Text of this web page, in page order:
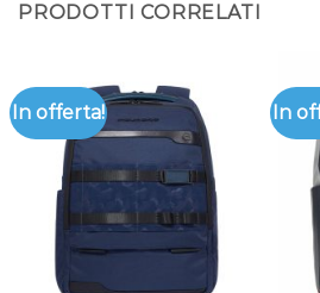
PRODOTTI CORRELATI
In offerta! In